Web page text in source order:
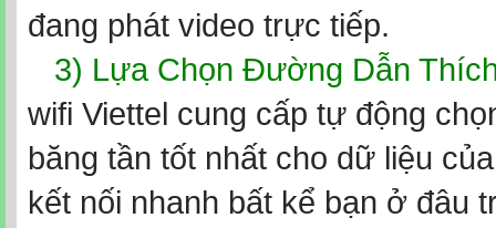
đang phát video trực tiếp.
3) Lựa Chọn Đường Dẫn
wifi Viettel cung cấp tự động
băng tần tốt nhất cho dữ liệu
kết nối nhanh bất kể bạn ở đâu